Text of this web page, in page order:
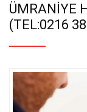
ÜMRANIYE
(TEL:0216